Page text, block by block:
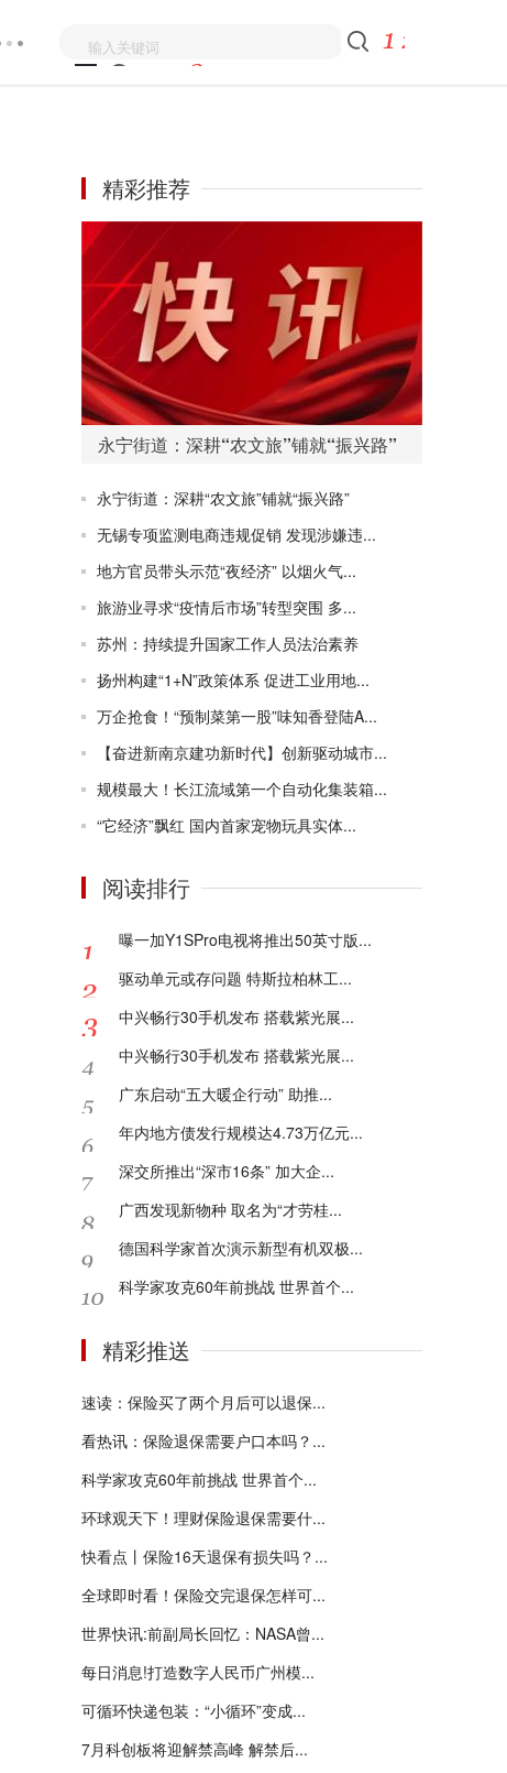
精彩推荐
永宁街道：深耕“农文旅”铺就“振兴路”
永宁街道：深耕“农文旅”铺就“振兴路”
无锡专项监测电商违规促销 发现涉嫌违...
地方官员带头示范“夜经济” 以烟火气...
旅游业寻求“疫情后市场”转型突围 多...
苏州：持续提升国家工作人员法治素养
扬州构建“1+N”政策体系 促进工业用地...
万企抢食！“预制菜第一股”味知香登陆A...
【奋进新南京建功新时代】创新驱动城市...
规模最大！长江流域第一个自动化集装箱...
“它经济”飘红 国内首家宠物玩具实体...
阅读排行
曝一加Y1SPro电视将推出50英寸版...
驱动单元或存问题 特斯拉柏林工...
中兴畅行30手机发布 搭载紫光展...
中兴畅行30手机发布 搭载紫光展...
广东启动“五大暖企行动” 助推...
年内地方债发行规模达4.73万亿元...
深交所推出“深市16条” 加大企...
广西发现新物种 取名为“才劳桂...
德国科学家首次演示新型有机双极...
科学家攻克60年前挑战 世界首个...
精彩推送
速读：保险买了两个月后可以退保...
看热讯：保险退保需要户口本吗？...
科学家攻克60年前挑战 世界首个...
环球观天下！理财保险退保需要什...
快看点丨保险16天退保有损失吗？...
全球即时看！保险交完退保怎样可...
世界快讯:前副局长回忆：NASA曾...
每日消息!打造数字人民币广州模...
可循环快递包装：“小循环”变成...
7月科创板将迎解禁高峰 解禁后...